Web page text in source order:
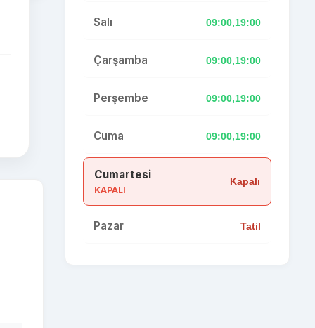
Salı 09:00,19:00
Çarşamba 09:00,19:00
Perşembe 09:00,19:00
Cuma 09:00,19:00
Cumartesi
KAPALI
Kapalı
Pazar Tatil